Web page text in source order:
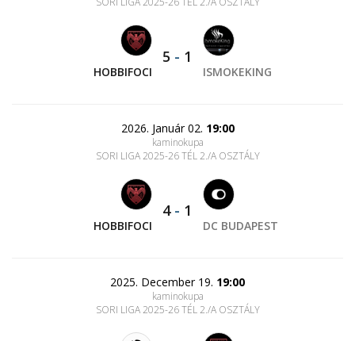
HOBBIFOCI
5 - 1
ISMOKEKING
2026. Január 02. 19:00
kaminokupa
SORI LIGA 2025-26 TÉL 2./A OSZTÁLY
HOBBIFOCI
4- 1
DC BUDAPEST
2025. December 19. 19:00
kaminokupa
SORI LIGA 2025-26 TÉL 2./A OSZTÁLY